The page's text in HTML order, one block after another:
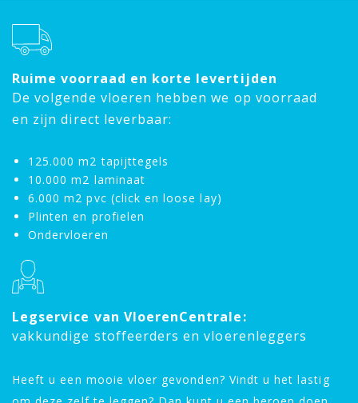
Ruime voorraad en korte levertijden
De volgende vloeren hebben we op voorraad
en zijn direct leverbaar:
125.000 m2 tapijttegels
10.000 m2 laminaat
6.000 m2 pvc (click en loose lay)
Plinten en profielen
Ondervloeren
Legservice van VloerenCentrale:
vakkundige stoffeerders en vloerenleggers
Heeft u een mooie vloer gevonden? Vindt u het lastig